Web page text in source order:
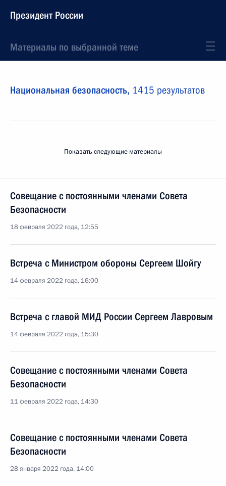
Президент России
Материалы по выбранной теме
Национальная безопасность, 1415 результатов
Показать следующие материалы
Совещание с постоянными членами Совета
Безопасности
18 февраля 2022 года, 12:55
Встреча с Министром обороны Сергеем Шойгу
14 февраля 2022 года, 16:00
Встреча с главой МИД России Сергеем Лавровым
14 февраля 2022 года, 15:30
Совещание с постоянными членами Совета
Безопасности
11 февраля 2022 года, 14:30
Совещание с постоянными членами Совета
Безопасности
28 января 2022 года, 14:00